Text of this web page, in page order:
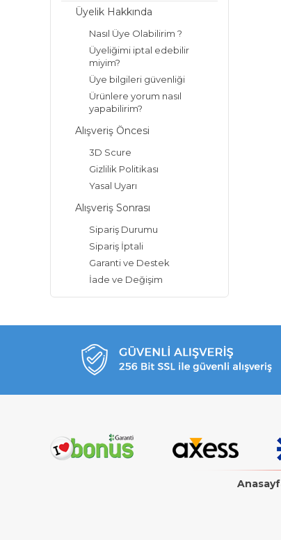
Üyelik Hakkında
Nasıl Üye Olabilirim ?
Üyeliğimi iptal edebilir
miyim?
Üye bilgileri güvenliği
Ürünlere yorum nasıl
yapabilirim?
Alışveriş Öncesi
3D Scure
Gizlilik Politikası
Yasal Uyarı
Alışveriş Sonrası
Sipariş Durumu
Sipariş İptali
Garanti ve Destek
İade ve Değişim